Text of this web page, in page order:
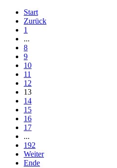
Start
Zurück
1
...
8
9
10
11
12
13
14
15
16
17
...
192
Weiter
Ende